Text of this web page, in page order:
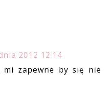
2012 12:14
mi zapewne by się nie